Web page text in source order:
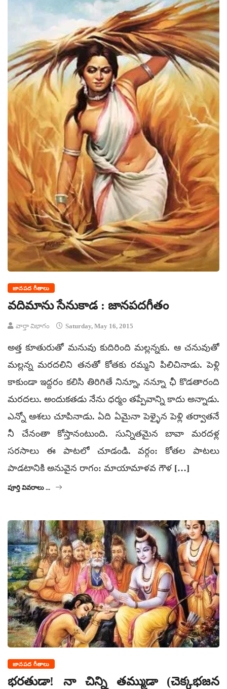
జానపద గీతాలు
వదిమాను సేనుకాడ : జానపదగీతం
వార్తా విభాగం Saturday, May 16, 2015
అత్త కూతురుతో మనువు కుదిరింది మల్లన్నకు. ఆ చనువుతో
మల్లన్న మరదలిని తనతో కోతకు రమ్మని పిలిచినాడు. పెళ్లి
కాకుండా ఇద్దరం కలిసి తిరిగితే నిన్నూ, నన్నూ ఛీ కొడతారంది
మరదలు. అందుకతడు నేను ధర్మం తప్పేవాన్ని కాదు అన్నాడు.
ఎన్నో ఆశలు చూపినాడు. ఏది ఏమైనా పెళ్ళైన పెళ్లి తర్వాతనే
నీ చేనంతా కోస్తానంటుంది. సున్నితమైన బావా మరదళ్ల
సరసాలు ఈ పాటలో చూడండి. వర్గం: కోతల పాటలు
పాడటానికి అనువైన రాగం: మాయామాళవ గౌళ […]
పూర్తి వివరాలు ...
జానపద గీతాలు
భరతుడా! నా చిన్ని తమ్ముడా (చెక్కభజన